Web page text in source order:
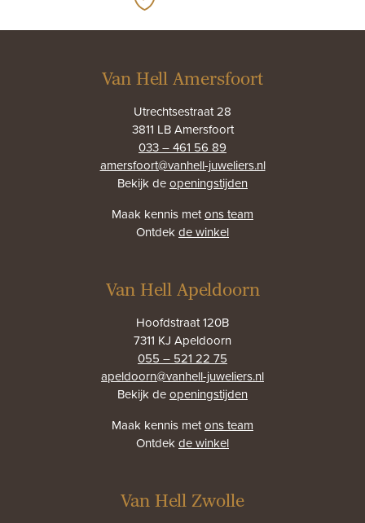
Van Hell Amersfoort
Utrechtsestraat 28
3811 LB Amersfoort
033 – 461 56 89
amersfoort@vanhell-juweliers.nl
Bekijk deopeningstijden
Maak kennis metons team
Ontdekde winkel
Van Hell Apeldoorn
Hoofdstraat 120B
7311 KJ Apeldoorn
055 – 521 22 75
apeldoorn@vanhell-juweliers.nl
Bekijk deopeningstijden
Maak kennis metons team
Ontdekde winkel
Van Hell Zwolle